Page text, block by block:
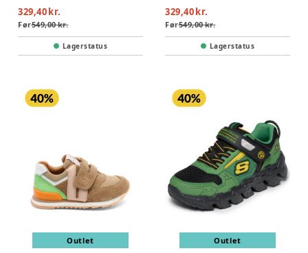
329,40 kr.
Før549,00 kr.
Lagerstatus
329,40 kr.
Før549,00 kr.
Lagerstatus
Outlet Outlet